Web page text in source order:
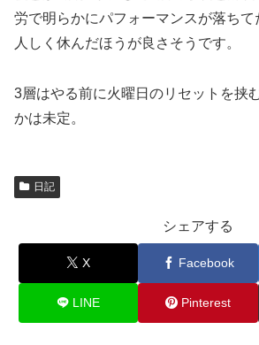
労で明らかにパフォーマンスが落ち
人しく休んだほうが良さそうです。
3層はやる前に火曜日のリセットを挟
かは未定。
日記
シェアする
X Facebook
LINE Pinterest